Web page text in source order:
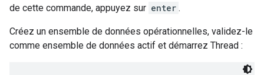
de cette commande, appuyez sur enter .
Créez un ensemble de données opérationnelles, validez-le
comme ensemble de données actif et démarrez Thread :